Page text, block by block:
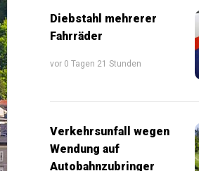
Diebstahl mehrerer
Fahrräder
vor 0 Tagen 21 Stunden
Verkehrsunfall wegen
Wendung auf
Autobahnzubringer